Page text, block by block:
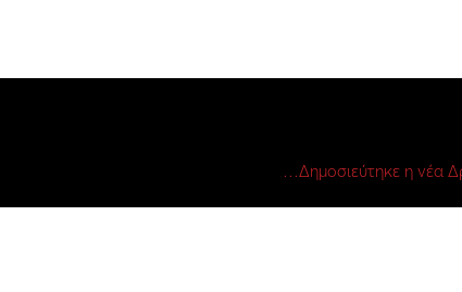
Δημοσιεύτηκε η νέα